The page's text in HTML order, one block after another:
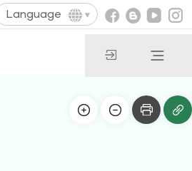
Language